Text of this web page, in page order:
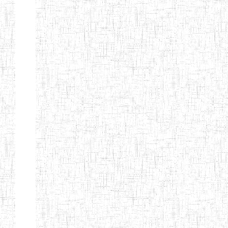
Début Préc. 1 2 3 4 5
6
Suivant
Fin
Etablissements
d'enseignement
secondaire
technique
et
professionnel